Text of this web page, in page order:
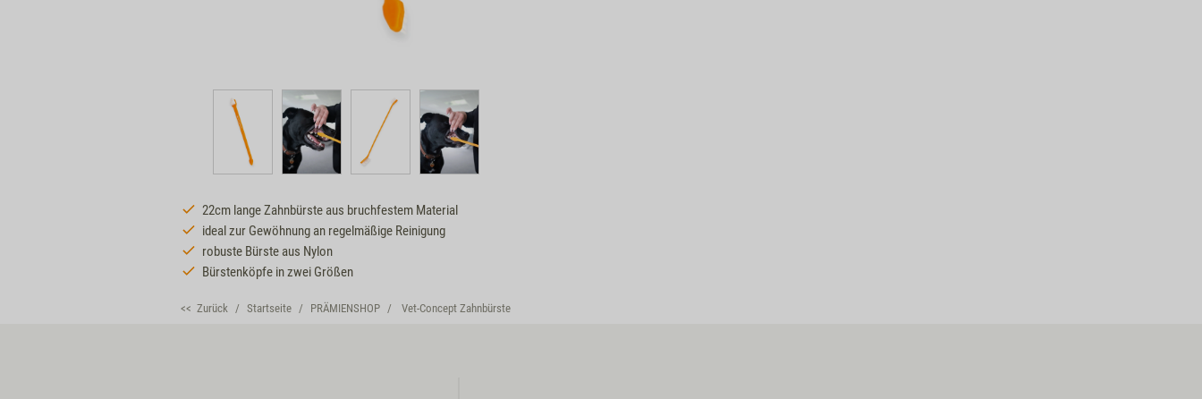
22cm lange Zahnbürste aus bruchfestem Material
ideal zur Gewöhnung an regelmäßige Reinigung
robuste Bürste aus Nylon
Bürstenköpfe in zwei Größen
<< Zurück Startseite PRÄMIENSHOP Vet-Concept Zahnbürste